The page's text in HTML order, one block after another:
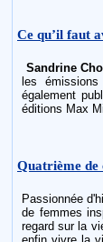
Ce qu’il faut
Sandrine
les
également
éditions Max
Quatrième
Passionnée
de femmes
regard sur la